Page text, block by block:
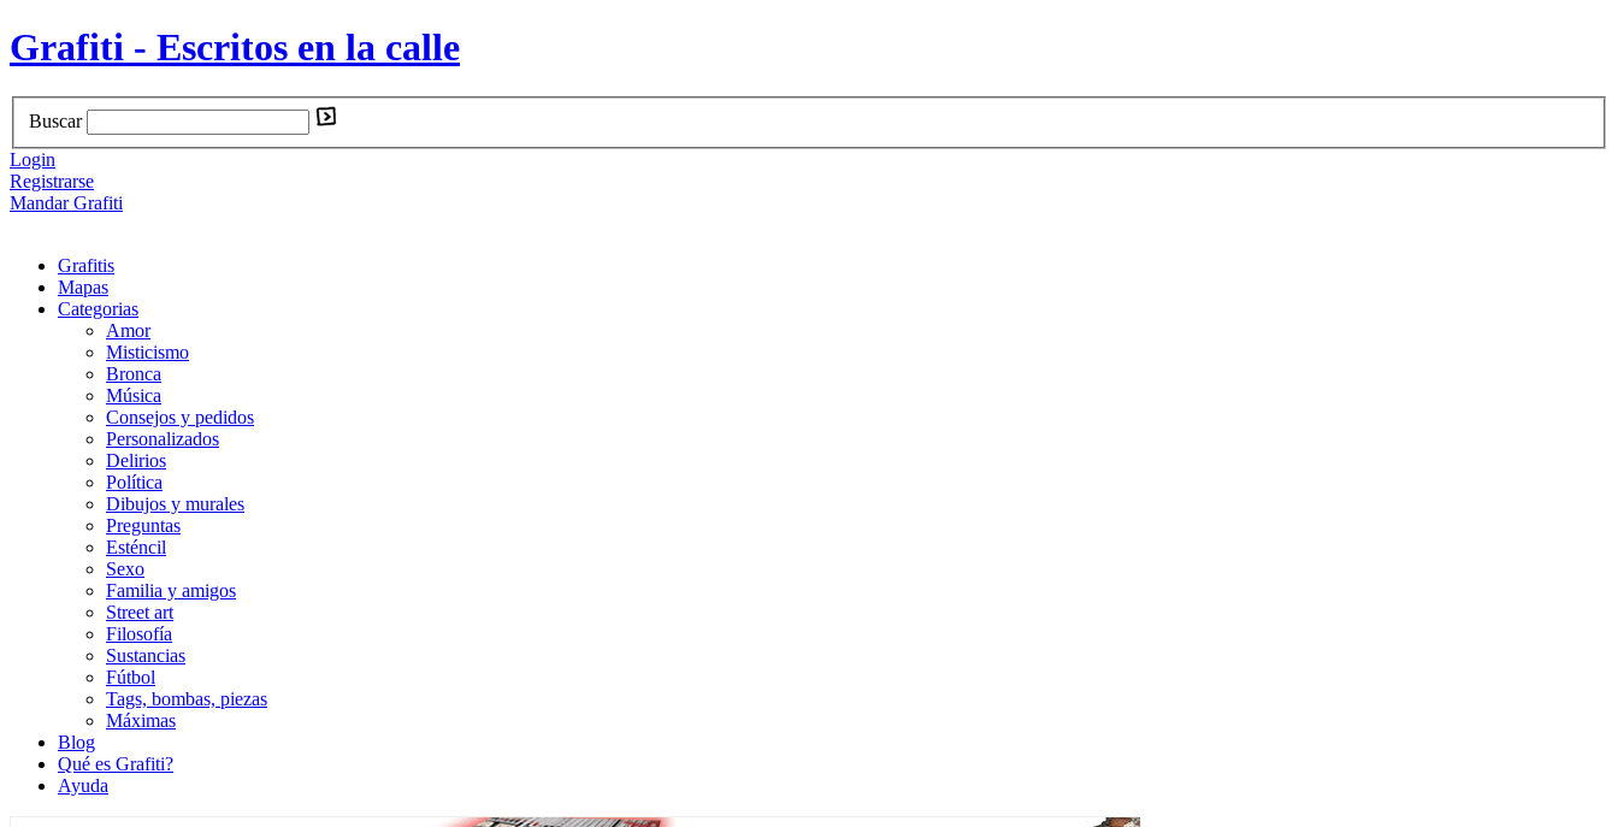
Grafiti - Escritos en la calle
Buscar
Login
Registrarse
Mandar Grafiti
Grafitis
Mapas
Categorias
Amor
Misticismo
Bronca
Música
Consejos y pedidos
Personalizados
Delirios
Política
Dibujos y murales
Preguntas
Esténcil
Sexo
Familia y amigos
Street art
Filosofía
Sustancias
Fútbol
Tags, bombas, piezas
Máximas
Blog
Qué es Grafiti?
Ayuda